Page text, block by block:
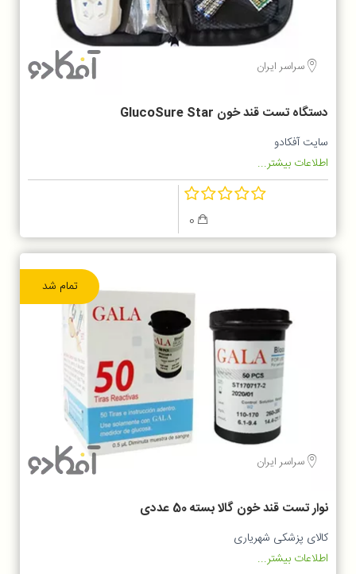
سراسر ایران
دستگاه تست قند خون GlucoSure Star
سایت آفکادو
اطلاعات بیشتر...
0
تمام شد
سراسر ایران
نوار تست قند خون گالا بسته 50 عددی
کالای پزشکی شهریاری
اطلاعات بیشتر...